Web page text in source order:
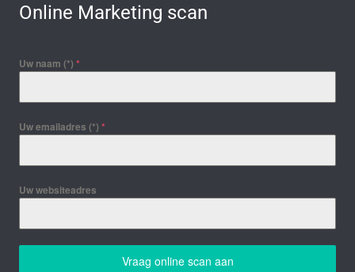
Online Marketing scan
Uw naam (*) *
Uw emailadres (*) *
Uw websiteadres
Vraag online scan aan